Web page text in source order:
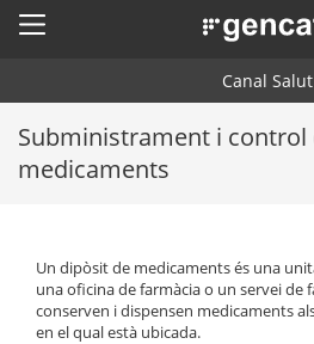
. Obre en
Menú
Cercador
La Meva Salut . Obre en una nova
Canal Salut
Salut A-Z
Professionals
Subministrament i control
medicaments
Un dipòsit de medicaments és una
una oficina de farmàcia o un servei de
conserven i dispensen medicaments
en el qual està ubicada.